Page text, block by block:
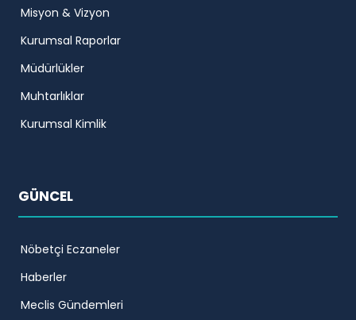
Misyon & Vizyon
Kurumsal Raporlar
Müdürlükler
Muhtarlıklar
Kurumsal Kimlik
GÜNCEL
Nöbetçi Eczaneler
Haberler
Meclis Gündemleri